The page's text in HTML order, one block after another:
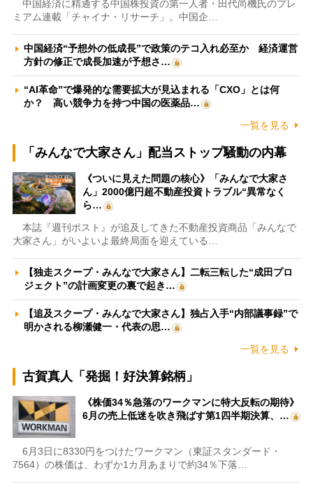
中国経済に精通する中国株投資の第一人者・田代尚機氏のプレ
ミアム連載「チャイナ・リサーチ」。中国企…
中国経済“予想外の低成長”で政策のテコ入れ必至か 経済運営
方針の修正で成長加速が予想さ…
“AI革命”で爆発的な需要拡大が見込まれる「CXO」とは何
か？ 高い競争力を持つ中国の医薬品…
一覧を見る
「みんなで大家さん」配当ストップ騒動の内幕
《ついに見えた問題の核心》「みんなで大家さ
ん」2000億円超不動産投資トラブル“異常なく
ら…
本誌『週刊ポスト』が追及してきた不動産投資商品「みんなで
大家さん」がいよいよ最終局面を迎えている…
【独走スクープ・みんなで大家さん】二転三転した“成田プロ
ジェクト”の計画変更の裏で起き…
【追及スクープ・みんなで大家さん】独占入手“内部議事録”で
明かされる柳瀬健一・代表の思…
一覧を見る
古賀真人「発掘！好決算銘柄」
《株価34％急落のワークマンに特大反転の期待》
6月の売上低迷を吹き飛ばす第1四半期決算、…
6月3日に8330円をつけたワークマン（東証スタンダード・
7564）の株価は、わずか1カ月あまりで約34％下落…